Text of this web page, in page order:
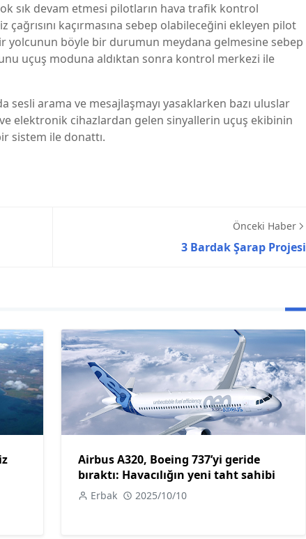
sık devam etmesi pilotların hava trafik kontrol
kaçırmasına sebep olabileceğini ekleyen pilot
yolcunun böyle bir durumun meydana gelmesine sebep
uçuş moduna aldıktan sonra kontrol merkezi ile
sesli arama ve mesajlaşmayı yasaklarken bazı uluslar
elektronik cihazlardan gelen sinyallerin uçuş ekibinin
sistem ile donattı.
Önceki Haber
3 Bardak Şarap Projesi
Airbus A320, Boeing 737’yi geride
bıraktı: Havacılığın yeni taht sahibi
Erbak 2025/10/10